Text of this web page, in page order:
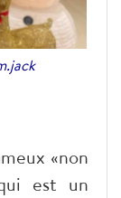
«non
est un